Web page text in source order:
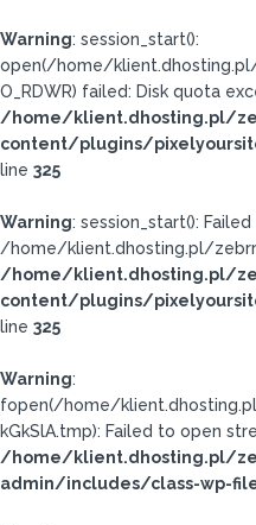
Warning: session_start():
open(/home/
O_RDWR) failed: Disk quota
/home/klient.dhosting.pl/
content/plugins/
line 325
Warning: session_start():
/home/klient.dhosting.pl/
/home/klient.dhosting.pl/
content/plugins/
line 325
Warning:
fopen(/home/
kGkSlA.tmp): Failed to open
/home/klient.dhosting.pl/
admin/includes/class-wp-